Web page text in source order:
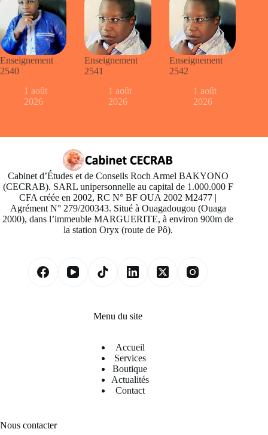
Enseignement
2540
1 août
2026
Enseignement
2541
1 août
2026
Enseignement
2542
1 août
2026
Cabinet d’Études et de Conseils Roch Armel BAKYONO
(CECRAB). SARL unipersonnelle au capital de 1.000.000 F
CFA créée en 2002, RC N° BF OUA 2002 M2477 |
Agrément N° 279/200343. Situé à Ouagadougou (Ouaga
2000), dans l’immeuble MARGUERITE, à environ 900m de
la station Oryx (route de Pô).
Menu du site
Accueil
Services
Boutique
Actualités
Contact
Nous contacter